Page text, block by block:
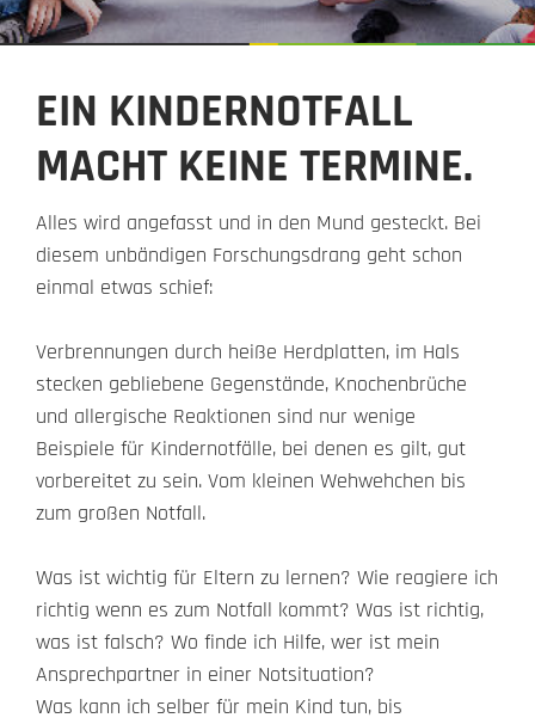
EIN KINDERNOTFALL
MACHT KEINE TERMINE.
Alles wird angefasst und in den Mund gesteckt. Bei
diesem unbändigen Forschungsdrang geht schon
einmal etwas schief:
Verbrennungen durch heiße Herdplatten, im Hals
stecken gebliebene Gegenstände, Knochenbrüche
und allergische Reaktionen sind nur wenige
Beispiele für Kindernotfälle, bei denen es gilt, gut
vorbereitet zu sein. Vom kleinen Wehwehchen bis
zum großen Notfall.
Was ist wichtig für Eltern zu lernen? Wie reagiere ich
richtig wenn es zum Notfall kommt? Was ist richtig,
was ist falsch? Wo finde ich Hilfe, wer ist mein
Ansprechpartner in einer Notsituation?
Was kann ich selber für mein Kind tun, bis